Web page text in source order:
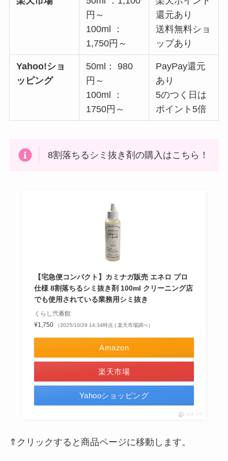
円～
100ml ：
1,750円～
還元あり
送料無料ショ
ップあり
Yahoo!ショ
ッピング
50ml： 980
円～
100ml ：
1750円～
PayPay還元
あり
5のつく日は
ポイント5倍
8割落ちるシミ抜き剤の購入はこちら！
【宅急便コンパクト】カミナガ販売 エネロ プロ
仕様 8割落ちるシミ抜き剤 100ml クリーニング店
でも使用されている業務用シミ抜き
くらし弐番館
¥1,750
（2025/10/29 14:34時点 | 楽天市場調べ）
Amazon
楽天市場
Yahooショッピング
ポチップ
⇑クリックすると商品ページに移動します。